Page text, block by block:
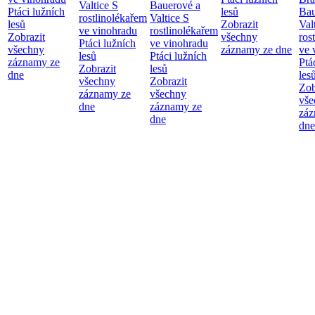
Ptáci lužních
lesů
Zobrazit
všechny
záznamy ze
dne
Valtice S
rostlinolékařem
ve vinohradu
Ptáci lužních
lesů
Zobrazit
všechny
záznamy ze
dne
Bauerové a
Valtice S
rostlinolékařem
ve vinohradu
Ptáci lužních
lesů
Zobrazit
všechny
záznamy ze
dne
lesů
Zobrazit
všechny
záznamy ze dne ve
dne